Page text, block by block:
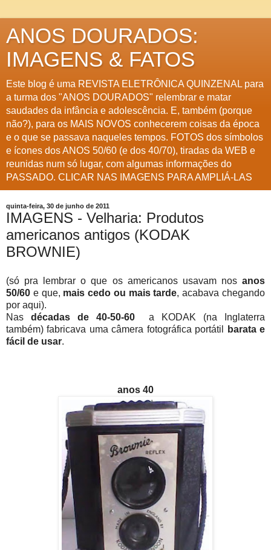
ANOS DOURADOS:
IMAGENS & FATOS
Este blog é uma REVISTA ELETRÔNICA QUINZENAL para
a turma dos "ANOS DOURADOS" relembrar e matar
saudades da infância e adolescência. E, também (porque
não?), para os MAIS NOVOS conhecerem coisas da época
e o que se passava naqueles tempos. FOTOS dos símbolos
e ícones dos ANOS 50/60 (e dos 40/70), tiradas da WEB e
reunidas num só lugar, com algumas informações do
PASSADO. CLICAR NAS IMAGENS PARA AMPLIÁ-LAS
quinta-feira, 30 de junho de 2011
IMAGENS - Velharia: Produtos
americanos antigos (KODAK
BROWNIE)
(só pra lembrar o que os americanos usavam nos anos
50/60 e que, mais cedo ou mais tarde, acabava chegando
por aqui).
Nas décadas de 40-50-60a KODAK (na Inglaterra
também) fabricava uma câmera fotográfica portátil
barata e
fácil de usar.
anos 40